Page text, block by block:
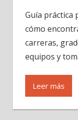
Guía práctica
cómo
carreras,
equipos y
Leer más